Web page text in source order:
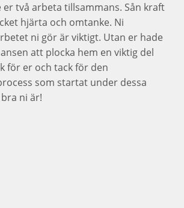
två arbeta tillsammans. Sån kraft
hjärta och omtanke. Ni
ni gör är viktigt. Utan er hade
att plocka hem en viktig del
för er och tack för den
som startat under dessa
ni är!